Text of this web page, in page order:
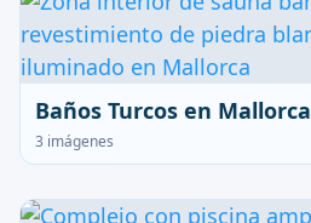
Baños Turcos en Mallorca
3 imágenes